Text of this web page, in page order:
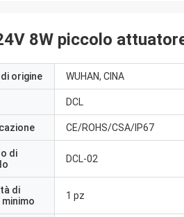
8W piccolo
origine WUHAN, CINA
DCL
CE/ROHS/CSA/IP67
di
DCL-02
di
1 pz